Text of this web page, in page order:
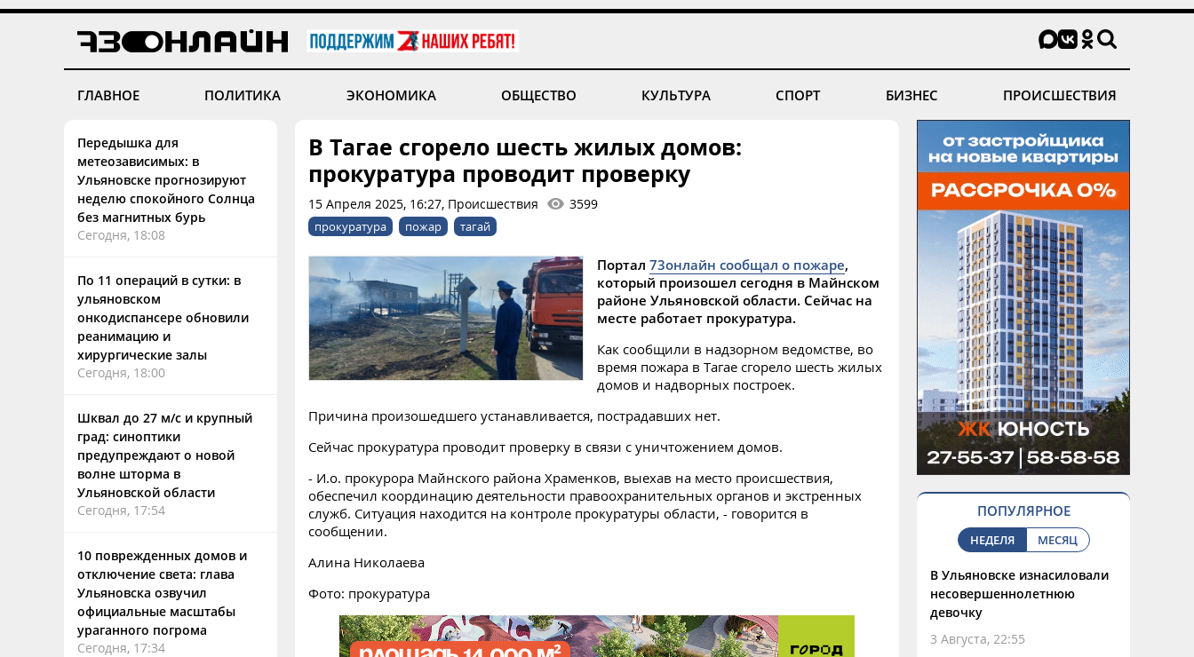
ГЛАВНОЕ ПОЛИТИКА ЭКОНОМИКА ОБЩЕСТВО КУЛЬТУРА СПОРТ БИЗНЕС ПРОИСШЕСТВИЯ
Передышка для
метеозависимых: в
Ульяновске прогнозируют
неделю спокойного Солнца
без магнитных бурь
Сегодня, 18:08
По 11 операций в сутки: в
ульяновском
онкодиспансере обновили
реанимацию и
хирургические залы
Сегодня, 18:00
Шквал до 27 м/с и крупный
град: синоптики
предупреждают о новой
волне шторма в
Ульяновской области
Сегодня, 17:54
10 поврежденных домов и
отключение света: глава
Ульяновска озвучил
официальные масштабы
ураганного погрома
Сегодня, 17:34
В Тагае сгорело шесть жилых домов:
прокуратура проводит проверку
15 Апреля 2025, 16:27, Происшествия 3599
прокуратура пожар тагай
Портал 73онлайн сообщал о пожаре,
который произошел сегодня в Майнском
районе Ульяновской области. Сейчас на
месте работает прокуратура.
Как сообщили в надзорном ведомстве, во
время пожара в Тагае сгорело шесть жилых
домов и надворных построек.
Причина произошедшего устанавливается, пострадавших нет.
Сейчас прокуратура проводит проверку в связи с уничтожением домов.
- И.о. прокурора Майнского района Храменков, выехав на место происшествия,
обеспечил координацию деятельности правоохранительных органов и экстренных
служб. Ситуация находится на контроле прокуратуры области, - говорится в
сообщении.
Алина Николаева
Фото: прокуратура
ПОПУЛЯРНОЕ
НЕДЕЛЯ МЕСЯЦ
В Ульяновске изнасиловали
несовершеннолетнюю
девочку
3 Августа, 22:55